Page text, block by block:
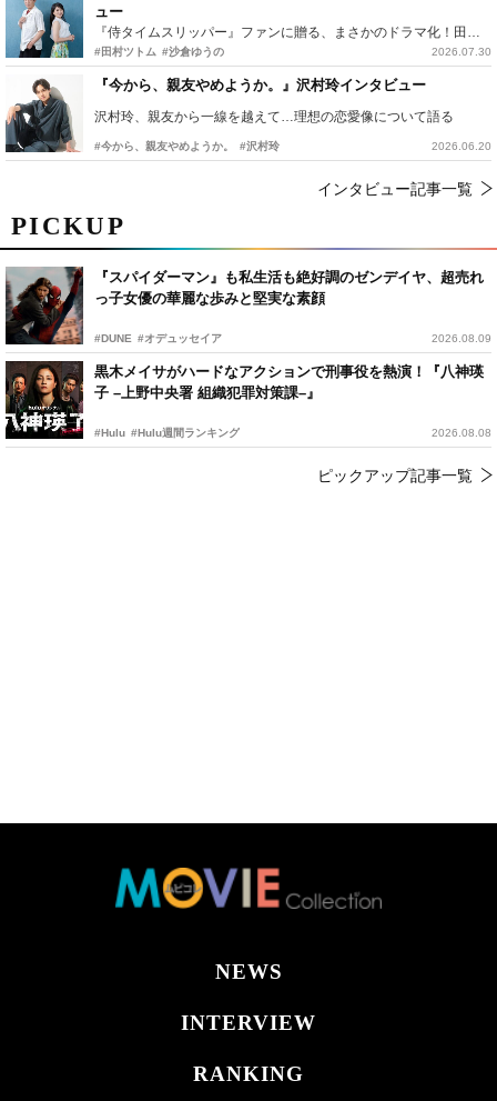
PICKUP
『スパイダーマン』も私生活も絶好調のゼンデイヤ、超売れ
っ子女優の華麗な歩みと堅実な素顔
#DUNE #オデュッセイア 2026.08.09
黒木メイサがハードなアクションで刑事役を熱演！『八神瑛
子 –上野中央署 組織犯罪対策課–』
#Hulu #Hulu週間ランキング 2026.08.08
ピックアップ記事一覧
ュー
『侍タイムスリッパー』ファンに贈る、まさかのドラマ化！田村ツトム×沙倉ゆうのが語る『心配無用ノ介』撮影秘話
#田村ツトム #沙倉ゆうの 2026.07.30
『今から、親友やめようか。』沢村玲インタビュー
沢村玲、親友から一線を越えて…理想の恋愛像について語る
#今から、親友やめようか。 #沢村玲 2026.06.20
インタビュー記事一覧
NEWS
INTERVIEW
RANKING